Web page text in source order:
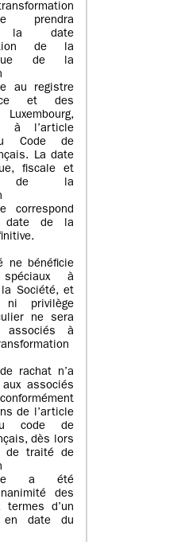
prendra
date
de la
de la
au registre
et des
à l’article
Code de
La date
fiscale et
de la
correspond
date de la
ne bénéficie
à
la Société, et
privilège
ne sera
associés à
rachat n’a
associés
de l’article
code de
dès lors
de traité de
a été
des
termes d’un
en date du